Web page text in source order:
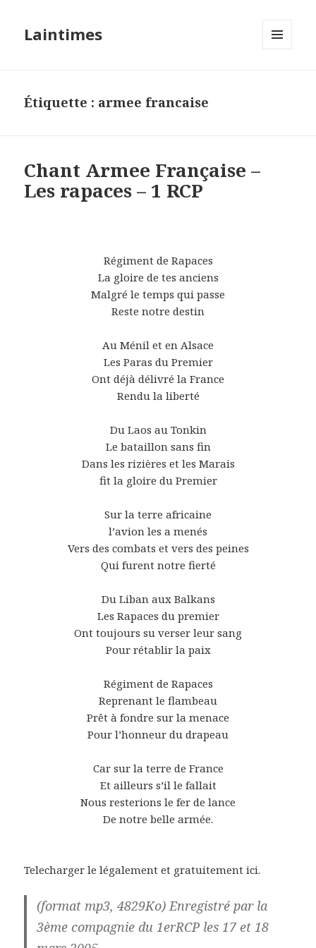
Laintimes
Étiquette : armee francaise
Chant Armee Française –
Les rapaces – 1 RCP
Régiment de Rapaces
La gloire de tes anciens
Malgré le temps qui passe
Reste notre destin
Au Ménil et en Alsace
Les Paras du Premier
Ont déjà délivré la France
Rendu la liberté
Du Laos au Tonkin
Le bataillon sans fin
Dans les rizières et les Marais
fit la gloire du Premier
Sur la terre africaine
l’avion les a menés
Vers des combats et vers des peines
Qui furent notre fierté
Du Liban aux Balkans
Les Rapaces du premier
Ont toujours su verser leur sang
Pour rétablir la paix
Régiment de Rapaces
Reprenant le flambeau
Prêt à fondre sur la menace
Pour l’honneur du drapeau
Car sur la terre de France
Et ailleurs s’il le fallait
Nous resterions le fer de lance
De notre belle armée.
Telecharger le légalement et gratuitement ici.
(format mp3, 4829Ko) Enregistré par la
3ème compagnie du 1erRCP les 17 et 18